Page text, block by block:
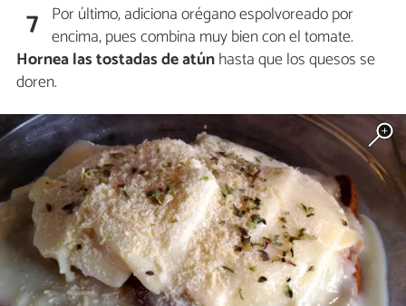
7 Por último, adiciona orégano espolvoreado por
encima, pues combina muy bien con el tomate.
Hornea las tostadas de atúnhasta que los quesos se
doren.